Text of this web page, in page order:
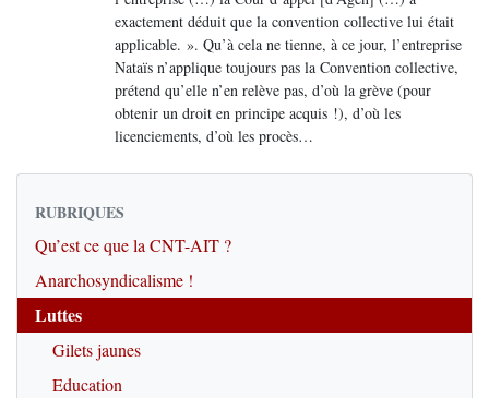
exactement déduit que la convention collective lui était
applicable. ». Qu’à cela ne tienne, à ce jour, l’entreprise
Nataïs n’applique toujours pas la Convention collective,
prétend qu’elle n’en relève pas, d’où la grève (pour
obtenir un droit en principe acquis !), d’où les
licenciements, d’où les procès…
RUBRIQUES
Qu’est ce que la CNT-AIT ?
Anarchosyndicalisme !
Luttes
Gilets jaunes
Education